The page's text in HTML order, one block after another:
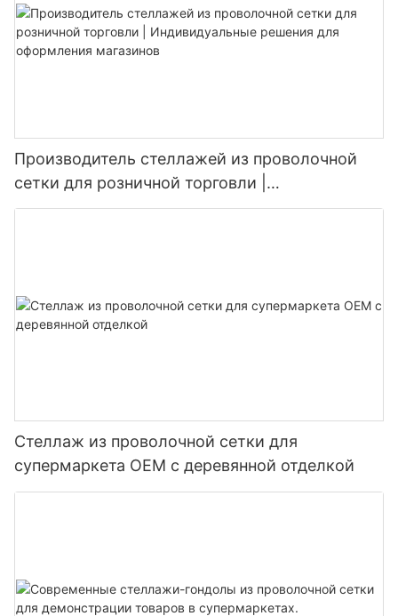
Производитель стеллажей из проволочной
сетки для розничной торговли |
Индивидуальные решения для оформления
Стеллаж из проволочной сетки для
супермаркета OEM с деревянной отделкой